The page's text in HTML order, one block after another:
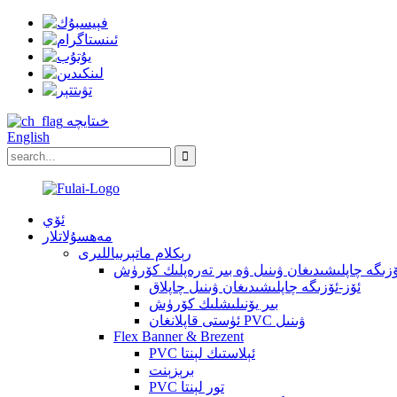
خىتايچە
English
ئۆي
مەھسۇلاتلار
رېكلام ماتېرىياللىرى
چاپلىشىدىغان ۋىنىل ۋە بىر تەرەپلىك كۆرۈش
ئۆز-ئۆزىگە چاپلىشىدىغان ۋىنىل چاپلاق
بىر يۆنىلىشلىك كۆرۈش
ئۈستى قاپلانغان PVC ۋىنىل
Flex Banner & Brezent
PVC ئېلاستىك لېنتا
برېزېنت
PVC تور لېنتا